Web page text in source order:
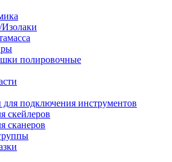
полировочные
подключения инструментов
скейлеров
сканеров